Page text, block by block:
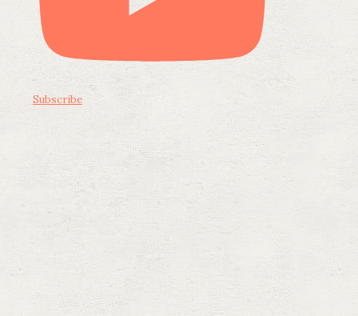
Subscribe